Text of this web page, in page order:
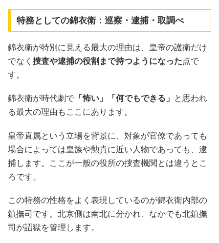
特務としての錦衣衛：巡察・逮捕・取調べ
錦衣衛が特別に見える最大の理由は、皇帝の護衛だけ
でなく 捜査や逮捕の役割まで持つようになった点で
す。
錦衣衛が時代劇で 「怖い」「何でもできる」
と思われ
る最大の理由もここにあります。
皇帝直属という立場を背景に、対象が官僚であっても
場合によっては皇族や勲貴に近い人物であっても、逮
捕します。ここが一般の役所の捜査機関とは違うとこ
ろです。
この特務の性格をよく表現しているのが錦衣衛内部の
鎮撫司です。北京側は南北に分かれ、なかでも北鎮撫
司が詔獄を管理します。